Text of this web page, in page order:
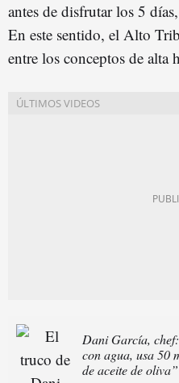
antes de disfrutar los 5
En este sentido, el Alto
entre los conceptos de alta
Dani García,
con agua, usa 50
de aceite de oliva”